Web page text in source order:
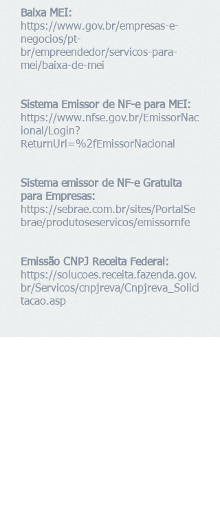
Baixa MEI:
https://www.gov.br/empresas-e-
negocios/pt-
br/empreendedor/servicos-para-
mei/baixa-de-mei
Sistema Emissor de NF-e para MEI:
https://www.nfse.gov.br/EmissorNac
ional/Login?
ReturnUrl=%2fEmissorNacional
Sistema emissor de NF-e Gratuita
para Empresas:
https://sebrae.com.br/sites/PortalSe
brae/produtoseservicos/emissornfe
Emissão CNPJ Receita Federal:
https://solucoes.receita.fazenda.gov.
br/Servicos/cnpjreva/Cnpjreva_Solici
tacao.asp